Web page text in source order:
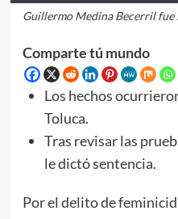
Guillermo Medina Becerril fue
Comparte tú mundo
Los hechos
Toluca.
Tras revisar las
le dictó sentencia.
Por el delito de